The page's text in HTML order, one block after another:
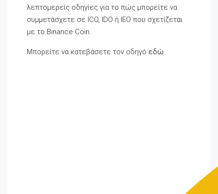
λεπτομερείς οδηγίες για το πώς μπορείτε να
συμμετάσχετε σε ICO, IDO ή IEO που σχετίζεται
με το Binance Coin.
Μπορείτε να κατεβάσετε τον οδηγό εδώ.